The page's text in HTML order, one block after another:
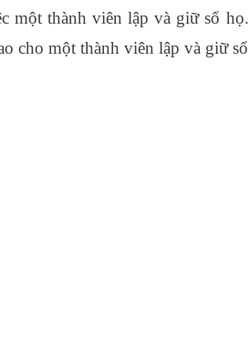
một thành viên lập và giữ sổ họ.
cho một thành viên lập và giữ sổ